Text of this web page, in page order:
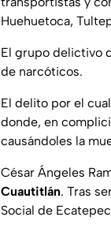
Huehuetoca,
El grupo delictivo
de narcóticos.
El delito por el
donde, en
causándoles la
César Ángeles
Cuautitlán. Tras
Social de